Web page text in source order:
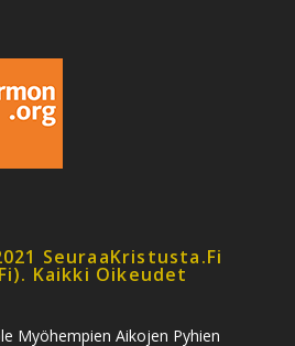
SeuraaKristusta.fi
Kaikki Oikeudet
Myöhempien Aikojen Pyhien